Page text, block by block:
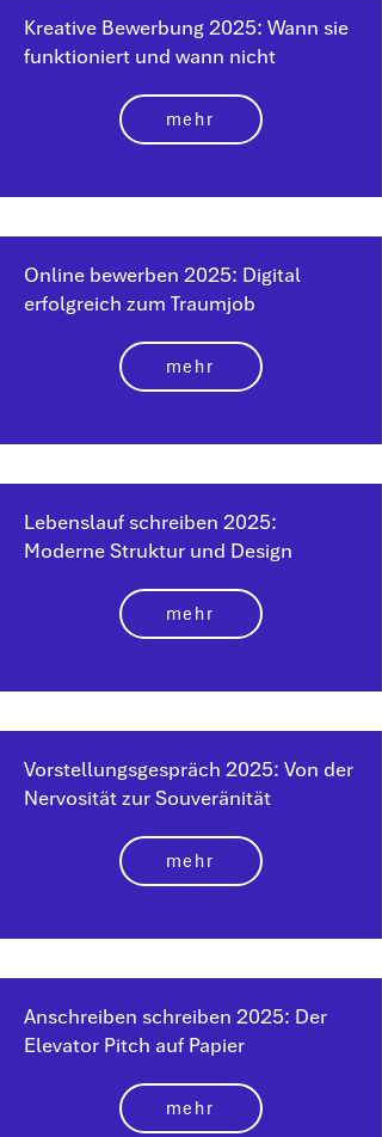
Kreative Bewerbung 2025: Wann sie
funktioniert und wann nicht
mehr
Online bewerben 2025: Digital
erfolgreich zum Traumjob
mehr
Lebenslauf schreiben 2025:
Moderne Struktur und Design
mehr
Vorstellungsgespräch 2025: Von der
Nervosität zur Souveränität
mehr
Anschreiben schreiben 2025: Der
Elevator Pitch auf Papier
mehr